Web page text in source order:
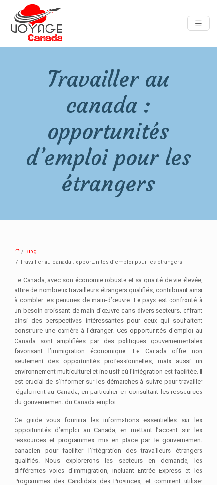
Travailler au
canada :
opportunités
d’emploi pour les
étrangers
/ Blog
/ Travailler au canada : opportunités d’emploi pour les étrangers
Le Canada, avec son économie robuste et sa qualité de vie élevée,
attire de nombreux travailleurs étrangers qualifiés, contribuant ainsi
à combler les pénuries de main-d’œuvre. Le pays est confronté à
un besoin croissant de main-d’œuvre dans divers secteurs, offrant
ainsi des perspectives intéressantes pour ceux qui souhaitent
construire une carrière à l’étranger. Ces opportunités d’emploi au
Canada sont amplifiées par des politiques gouvernementales
favorisant l’immigration économique. Le Canada offre non
seulement des opportunités professionnelles, mais aussi un
environnement multiculturel et inclusif où l’intégration est facilitée. Il
est crucial de s’informer sur les démarches à suivre pour travailler
légalement au Canada, en particulier en consultant les ressources
du gouvernement du Canada emploi.
Ce guide vous fournira les informations essentielles sur les
opportunités d’emploi au Canada, en mettant l’accent sur les
ressources et programmes mis en place par le gouvernement
canadien pour faciliter l’intégration des travailleurs étrangers
qualifiés. Nous explorerons les secteurs en demande, les
différentes voies d’immigration, incluant Entrée Express et les
Programmes des Candidats des Provinces, et comment utiliser